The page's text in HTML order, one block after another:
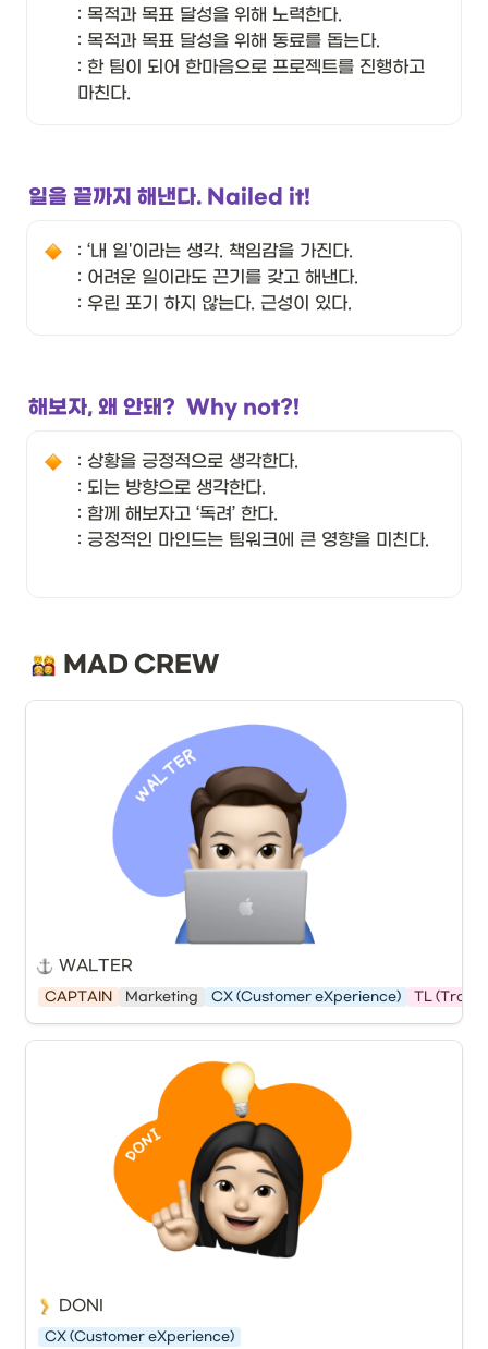
: 목적과 목표 달성을 위해 노력한다.
: 목적과 목표 달성을 위해 동료를 돕는다.
: 한 팀이 되어 한마음으로 프로젝트를 진행하고
마친다.
일을 끝까지 해낸다. Nailed it!
: ‘내 일'이라는 생각. 책임감을 가진다.
: 어려운 일이라도 끈기를 갖고 해낸다.
: 우린 포기 하지 않는다. 근성이 있다.
해보자, 왜 안돼?  Why not?!
: 상황을 긍정적으로 생각한다.
: 되는 방향으로 생각한다.
: 함께 해보자고 ‘독려’ 한다.
: 긍정적인 마인드는 팀워크에 큰 영향을 미친다.
MAD CREW
WALTER
CAPTAIN Marketing CX (Customer eXperience) TL
DONI
CX (Customer eXperience)